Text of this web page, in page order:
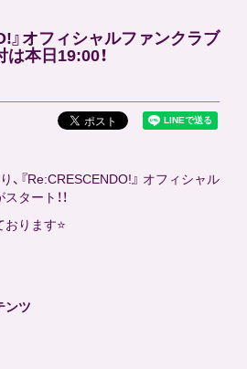
』オフィシャルファンクラブ
本日19:00！
『Re:CRESCENDO!』 オフィシャル
タート！！
ります⭐️
ンツ